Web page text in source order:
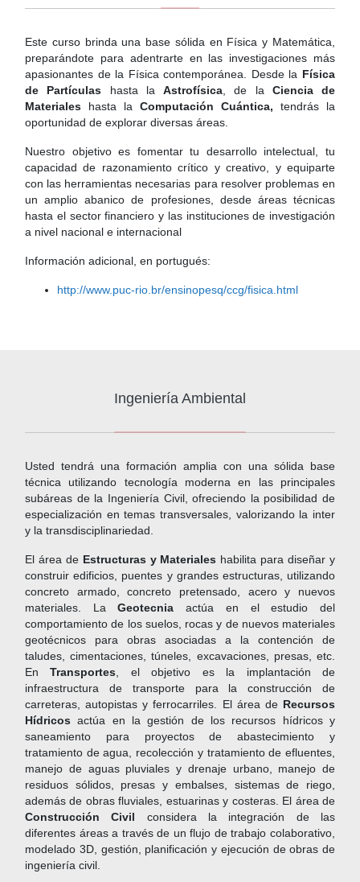
Este curso brinda una base sólida en Física y Matemática,
preparándote para adentrarte en las investigaciones más
apasionantes de la Física contemporánea. Desde la Física
de Partículas hasta la Astrofísica , de la Ciencia de
Materiales hasta la Computación Cuántica, tendrás la
oportunidad de explorar diversas áreas.
Nuestro objetivo es fomentar tu desarrollo intelectual, tu
capacidad de razonamiento crítico y creativo, y equiparte
con las herramientas necesarias para resolver problemas en
un amplio abanico de profesiones, desde áreas técnicas
hasta el sector financiero y las instituciones de investigación
a nivel nacional e internacional
Información adicional, en portugués:
http://www.puc-rio.br/ensinopesq/ccg/fisica.html
Ingeniería Ambiental
Usted tendrá una formación amplia con una sólida base
técnica utilizando tecnología moderna en las principales
subáreas de la Ingeniería Civil, ofreciendo la posibilidad de
especialización en temas transversales, valorizando la inter
y la transdisciplinariedad.
El área deEstructuras y Materiales habilita para diseñar y
construir edificios, puentes y grandes estructuras, utilizando
concreto armado, concreto pretensado, acero y nuevos
materiales. LaGeotecnia actúa en el estudio del
comportamiento de los suelos, rocas y de nuevos materiales
geotécnicos para obras asociadas a la contención de
taludes, cimentaciones, túneles, excavaciones, presas, etc.
EnTransportes , el objetivo es la implantación de
infraestructura de transporte para la construcción de
carreteras, autopistas y ferrocarriles. El área de Recursos
Hídricos actúa en la gestión de los recursos hídricos y
saneamiento para proyectos de abastecimiento y
tratamiento de agua, recolección y tratamiento de efluentes,
manejo de aguas pluviales y drenaje urbano, manejo de
residuos sólidos, presas y embalses, sistemas de riego,
además de obras fluviales, estuarinas y costeras. El área de
Construcción Civil considera la integración de las
diferentes áreas a través de un flujo de trabajo colaborativo,
modelado 3D, gestión, planificación y ejecución de obras de
ingeniería civil.